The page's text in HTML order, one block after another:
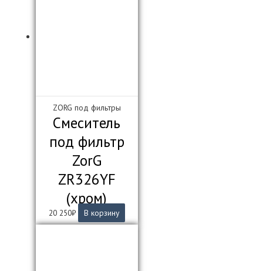
ZORG под фильтры
Смеситель
под фильтр
ZorG
ZR326YF
(хром)
20 250₽ В корзину